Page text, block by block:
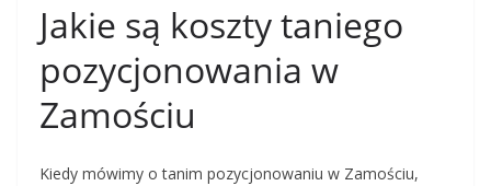
Jakie są koszty taniego
pozycjonowania w
Zamościu
Kiedy mówimy o tanim pozycjonowaniu w Zamościu,